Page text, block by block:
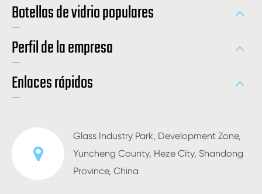
Botellas de vidrio populares
Perfil de la empresa
Enlaces rápidos
Glass Industry Park, Development Zone,
Yuncheng County, Heze City, Shandong
Province, China